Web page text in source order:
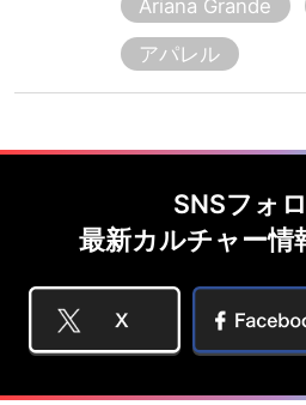
Ariana Grande
アパレル
SNSフォ
最新カルチャー情